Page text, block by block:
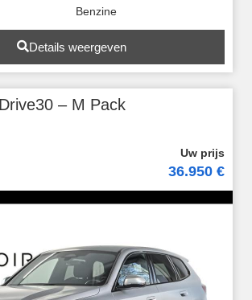
Benzine
Details weergeven
– M Pack
36.950 €